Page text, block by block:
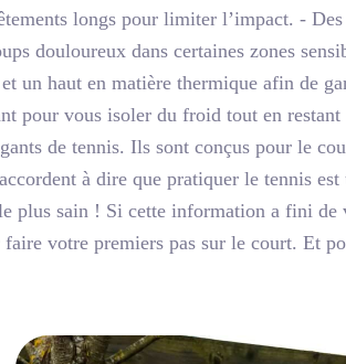
longs pour limiter l’impact. -
douloureux dans certaines zones
un haut en matière thermique afin de
pour vous isoler du froid tout en
de tennis. Ils sont conçus pour le
à dire que pratiquer le tennis
plus sain ! Si cette information a fini de
votre premiers pas sur le court. Et